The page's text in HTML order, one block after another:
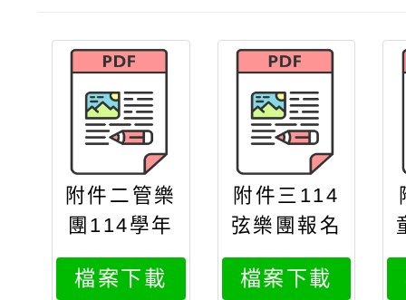
附件二管樂
團114學年
招生簡章25
0605
檔案下載
附件三114
弦樂團報名
表7月份
檔案下載